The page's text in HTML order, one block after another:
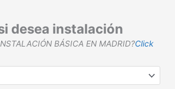
desea instalación
BÁSICA EN MADRID?Click